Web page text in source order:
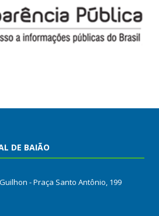
DE BAIÃO
- Praça Santo Antônio, 199